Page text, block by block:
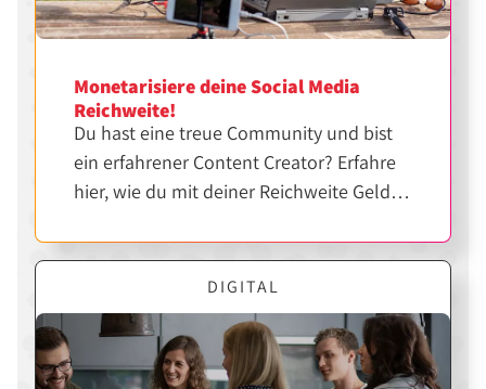
Monetarisiere deine Social Media
Reichweite!
Du hast eine treue Community und bist
ein erfahrener Content Creator? Erfahre
hier, wie du mit deiner Reichweite Geld
DIGITAL